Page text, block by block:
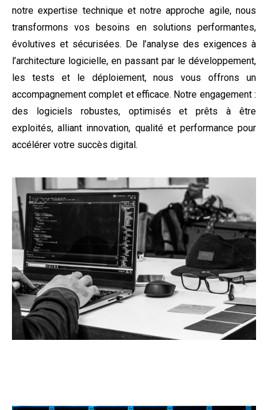
notre expertise technique et notre approche agile, nous
transformons vos besoins en solutions performantes,
évolutives et sécurisées. De l’analyse des exigences à
l’architecture logicielle, en passant par le développement,
les tests et le déploiement, nous vous offrons un
accompagnement complet et efficace. Notre engagement :
des logiciels robustes, optimisés et prêts à être
exploités, alliant innovation, qualité et performance pour
accélérer votre succès digital.